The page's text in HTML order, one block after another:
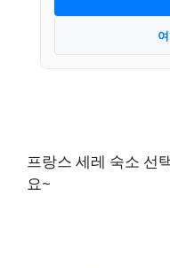
프랑스 세레 숙소 선
요~